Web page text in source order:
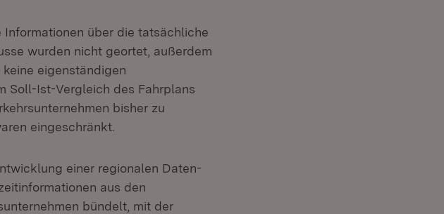
Informationen über die tatsächliche
wurden nicht geortet, außerdem
eigenständigen
Soll-Ist-Vergleich des Fahrplans
bisher zu
eingeschränkt.
einer regionalen Daten-
aus den
bündelt, mit der